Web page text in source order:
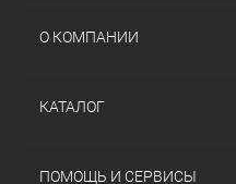
О КОМПАНИИ
КАТАЛОГ
ПОМОЩЬ И СЕРВИСЫ